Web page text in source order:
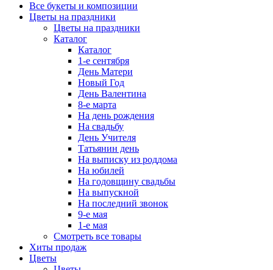
Все букеты и композиции
Цветы на праздники
Цветы на праздники
Каталог
Каталог
1-е сентября
День Матери
Новый Год
День Валентина
8-е марта
На день рождения
На свадьбу
День Учителя
Татьянин день
На выписку из роддома
На юбилей
На годовщину свадьбы
На выпускной
На последний звонок
9-е мая
1-е мая
Смотреть все товары
Хиты продаж
Цветы